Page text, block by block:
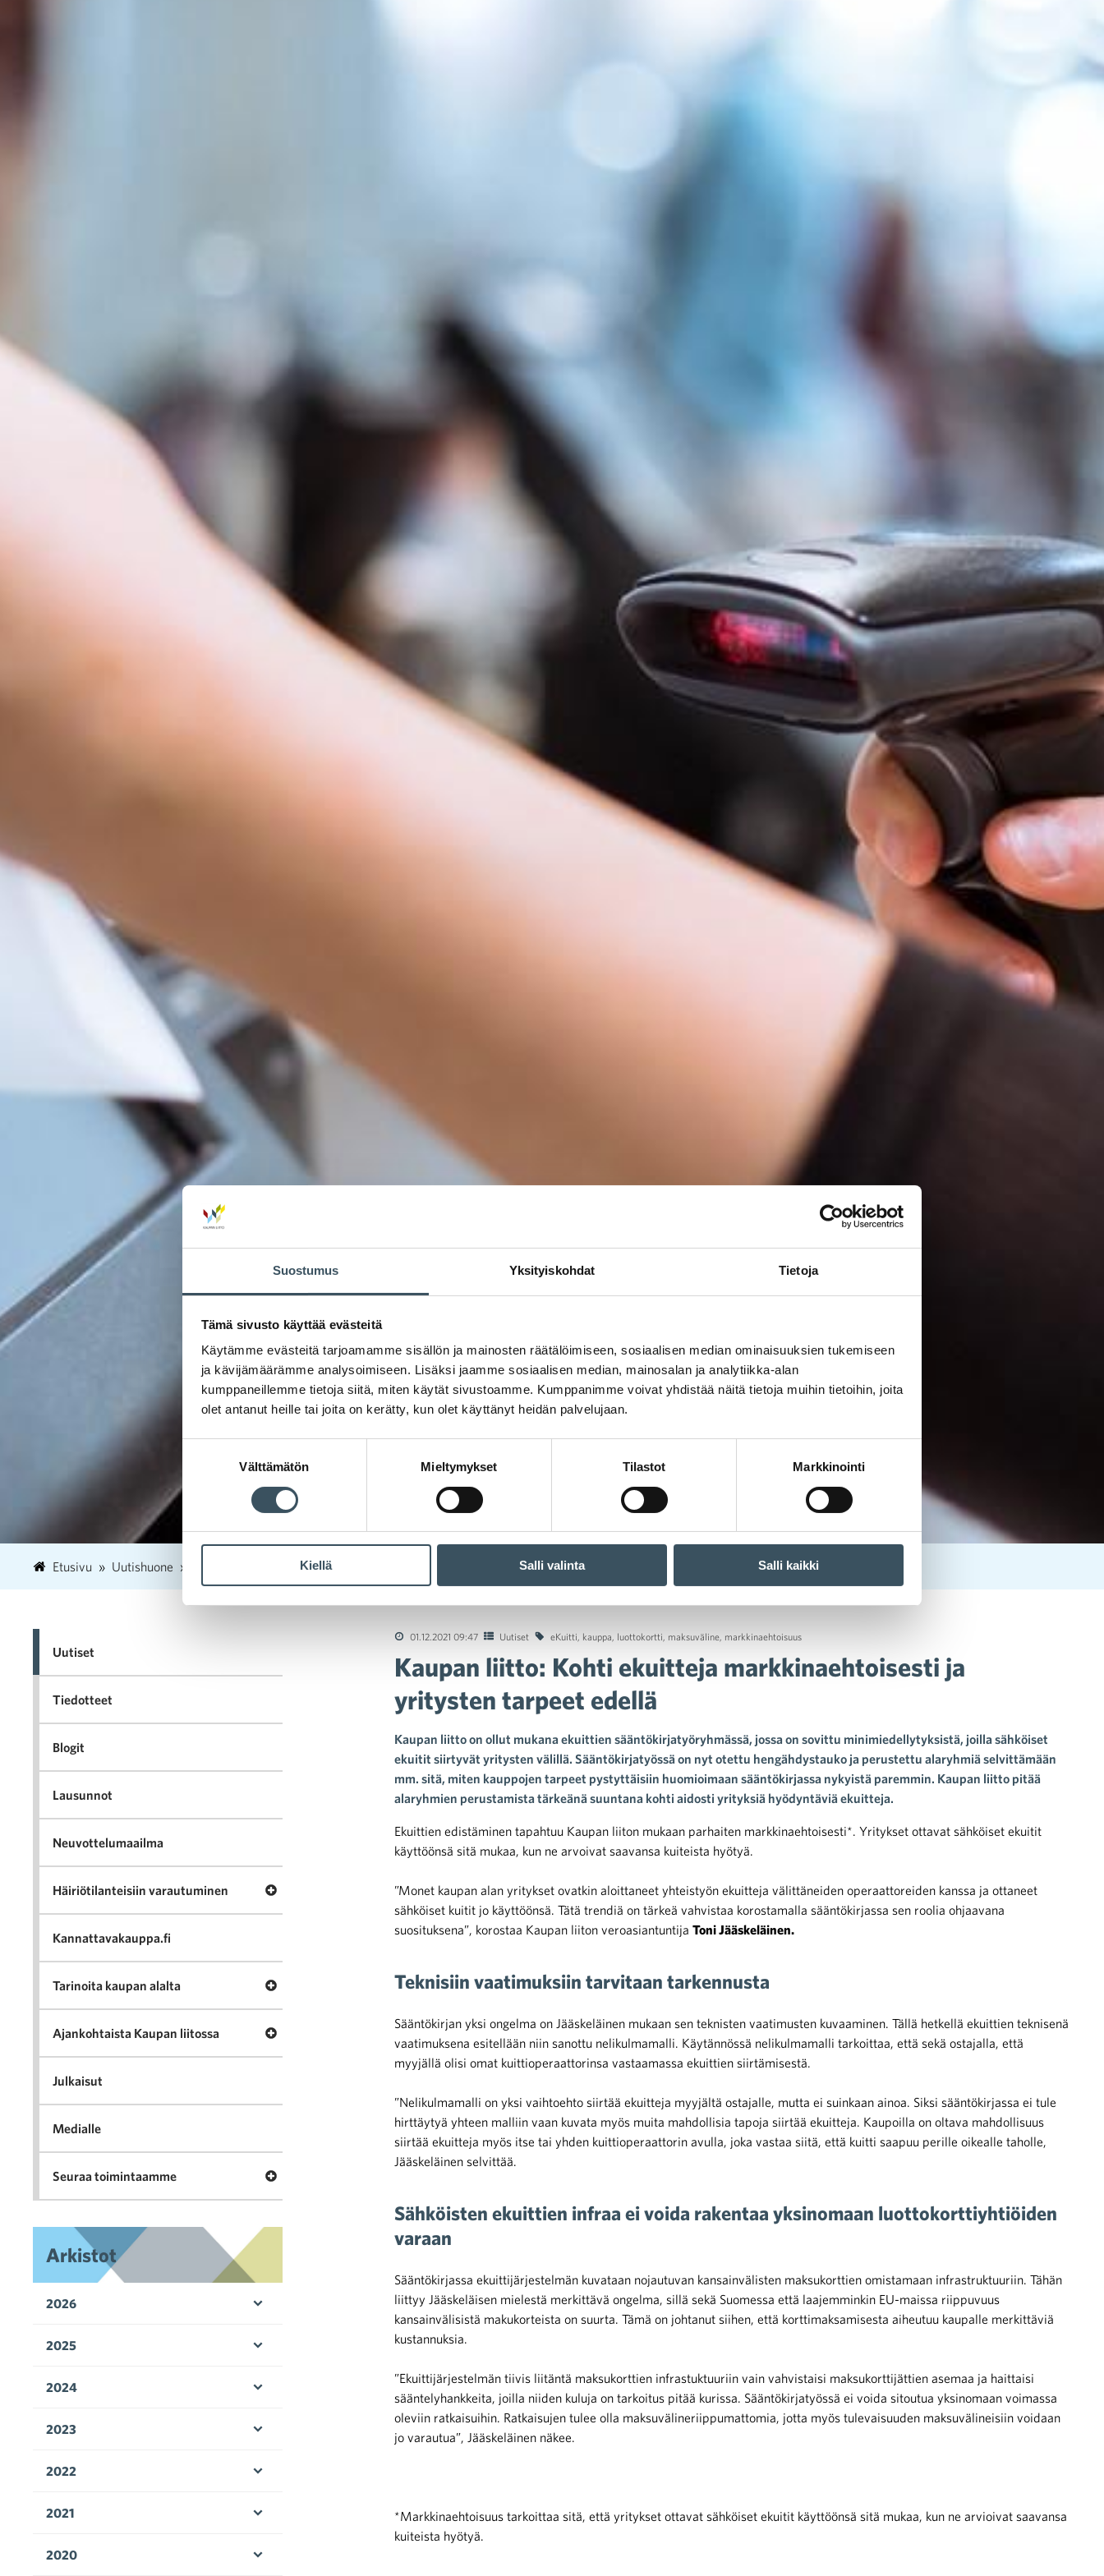
Suostumus Yksityiskohdat Tietoja
Tämä sivusto käyttää evästeitä
Käytämme evästeitä tarjoamamme sisällön ja mainosten räätälöimiseen, sosiaalisen median ominaisuuksien tukemiseen
ja kävijämäärämme analysoimiseen. Lisäksi jaamme sosiaalisen median, mainosalan ja analytiikka-alan
kumppaneillemme tietoja siitä, miten käytät sivustoamme. Kumppanimme voivat yhdistää näitä tietoja muihin tietoihin, joita
olet antanut heille tai joita on kerätty, kun olet käyttänyt heidän palvelujaan.
Välttämätön Mieltymykset Tilastot Markkinointi
Kiellä Salli valinta Salli kaikki
Etusivu Uutishuone 1 Kaupan liitto: Kohti ekuitteja markkinaehtoisesti ja yritysten tarpeet edellä
01.12.2021 09:47 Uutiset eKuitti kauppa luottokortti maksuväline markkinaehtoisuus
Kaupan liitto: Kohti ekuitteja markkinaehtoisesti ja
yritysten tarpeet edellä
Kaupan liitto on ollut mukana ekuittien sääntökirjatyöryhmässä, jossa on sovittu minimiedellytyksistä, joilla sähköiset
ekuitit siirtyvät yritysten välillä. Sääntökirjatyössä on nyt otettu hengähdystauko ja perustettu alaryhmiä selvittämään
mm. sitä, miten kauppojen tarpeet pystyttäisiin huomioimaan sääntökirjassa nykyistä paremmin. Kaupan liitto pitää
alaryhmien perustamista tärkeänä suuntana kohti aidosti yrityksiä hyödyntäviä ekuitteja.
Ekuittien edistäminen tapahtuu Kaupan liiton mukaan parhaiten markkinaehtoisesti*. Yritykset ottavat sähköiset ekuitit
käyttöönsä sitä mukaa, kun ne arvoivat saavansa kuiteista hyötyä.
”Monet kaupan alan yritykset ovatkin aloittaneet yhteistyön ekuitteja välittäneiden operaattoreiden kanssa ja ottaneet
sähköiset kuitit jo käyttöönsä. Tätä trendiä on tärkeä vahvistaa korostamalla sääntökirjassa sen roolia ohjaavana
suosituksena”, korostaa Kaupan liiton veroasiantuntija Toni Jääskeläinen.
Teknisiin vaatimuksiin tarvitaan tarkennusta
Sääntökirjan yksi ongelma on Jääskeläinen mukaan sen teknisten vaatimusten kuvaaminen. Tällä hetkellä ekuittien teknisenä
vaatimuksena esitellään niin sanottu nelikulmamalli. Käytännössä nelikulmamalli tarkoittaa, että sekä ostajalla, että
myyjällä olisi omat kuittioperaattorinsa vastaamassa ekuittien siirtämisestä.
”Nelikulmamalli on yksi vaihtoehto siirtää ekuitteja myyjältä ostajalle, mutta ei suinkaan ainoa. Siksi sääntökirjassa ei tule
hirttäytyä yhteen malliin vaan kuvata myös muita mahdollisia tapoja siirtää ekuitteja. Kaupoilla on oltava mahdollisuus
siirtää ekuitteja myös itse tai yhden kuittioperaattorin avulla, joka vastaa siitä, että kuitti saapuu perille oikealle taholle,
Jääskeläinen selvittää.
Sähköisten ekuittien infraa ei voida rakentaa yksinomaan luottokorttiyhtiöiden
varaan
Sääntökirjassa ekuittijärjestelmän kuvataan nojautuvan kansainvälisten maksukorttien omistamaan infrastruktuuriin. Tähän
liittyy Jääskeläisen mielestä merkittävä ongelma, sillä sekä Suomessa että laajemminkin EU-maissa riippuvuus
kansainvälisistä makukorteista on suurta. Tämä on johtanut siihen, että korttimaksamisesta aiheutuu kaupalle merkittäviä
kustannuksia.
­”Ekuittijärjestelmän tiivis liitäntä maksukorttien infrastuktuuriin vain vahvistaisi maksukorttijättien asemaa ja haittaisi
sääntelyhankkeita, joilla niiden kuluja on tarkoitus pitää kurissa. Sääntökirjatyössä ei voida sitoutua yksinomaan voimassa
oleviin ratkaisuihin. Ratkaisujen tulee olla maksuvälineriippumattomia, jotta myös tulevaisuuden maksuvälineisiin voidaan
jo varautua”, Jääskeläinen näkee.
*Markkinaehtoisuus tarkoittaa sitä, että yritykset ottavat sähköiset ekuitit käyttöönsä sitä mukaa, kun ne arvioivat saavansa
kuiteista hyötyä.
Uutiset
Tiedotteet
Blogit
Lausunnot
Neuvottelumaailma
Häiriötilanteisiin varautuminen Avaa valikko Häiriötilanteisiin varautuminen
Kannattavakauppa.fi
Tarinoita kaupan alalta Avaa valikko Tarinoita kaupan alalta
Ajankohtaista Kaupan liitossa Avaa valikko Ajankohtaista Kaupan liitossa
Julkaisut
Medialle
Seuraa toimintaamme Avaa valikko Seuraa toimintaamme
Arkistot
2026
2025
2024
2023
2022
2021
2020